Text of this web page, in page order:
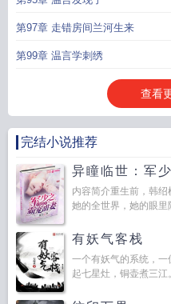
第97章 走错房间兰河生来
第99章 温言学刺绣
查看
完结小说推荐
异瞳临世：军
内容简介重生前，韩绍
她的全世界，她的眼
有妖气客栈
一个有妖气的系统，
起七星灶，铜壶煮三